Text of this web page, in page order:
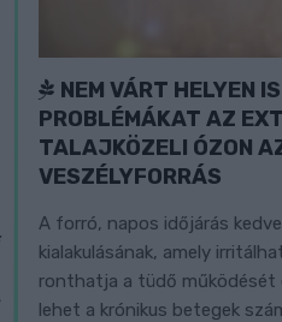
NEM VÁRT HELYEN
PROBLÉMÁKAT AZ
TALAJKÖZELI ÓZON
VESZÉLYFORRÁS
A forró, napos időjárás
kialakulásának, amely
ronthatja a tüdő működését
lehet a krónikus betegek